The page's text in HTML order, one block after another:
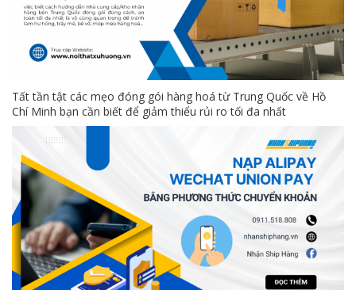
Tất tần tật các mẹo đóng gói hàng hoá từ Trung Quốc về Hồ
Chí Minh bạn cần biết để giảm thiểu rủi ro tối đa nhất